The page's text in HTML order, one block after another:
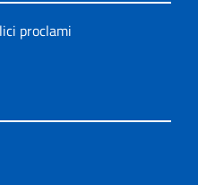
proclami